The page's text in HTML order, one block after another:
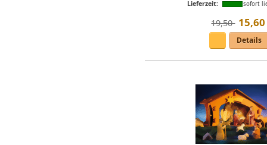
Lieferzeit:
sofort
19,50  15,60
Details